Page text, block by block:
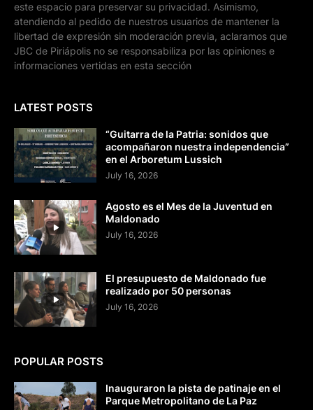
este espacio para preservar su privacidad. Asimismo,
atendiendo al pedido de nuestros usuarios de mantener la
libertad de expresión sin moderación previa, aclaramos que
JBC de Piriápolis no se responsabiliza por las opiniones e
informaciones vertidas en esta sección
LATEST POSTS
“Guitarra de la Patria: sonidos que
acompañaron nuestra independencia”
en el Arboretum Lussich
July 16, 2026
Agosto es el Mes de la Juventud en
Maldonado
July 16, 2026
El presupuesto de Maldonado fue
realizado por 50 personas
July 16, 2026
POPULAR POSTS
Inauguraron la pista de patinaje en el
Parque Metropolitano de La Paz